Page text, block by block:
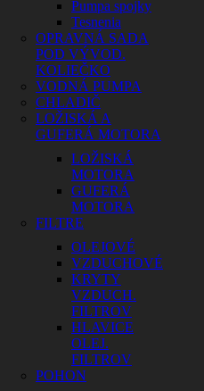
Pumpa spojky
Tesnenia
OPRAVNÁ SADA
POD VÝVOD.
KOLIEČKO
VODNÁ PUMPA
CHLADIČ
LOŽISKÁ A
GUFERÁ MOTORA
LOŽISKÁ
MOTORA
GUFERÁ
MOTORA
FILTRE
OLEJOVÉ
VZDUCHOVÉ
KRYTY
VZDUCH.
FILTROV
HLAVICE
OLEJ.
FILTROV
POHON